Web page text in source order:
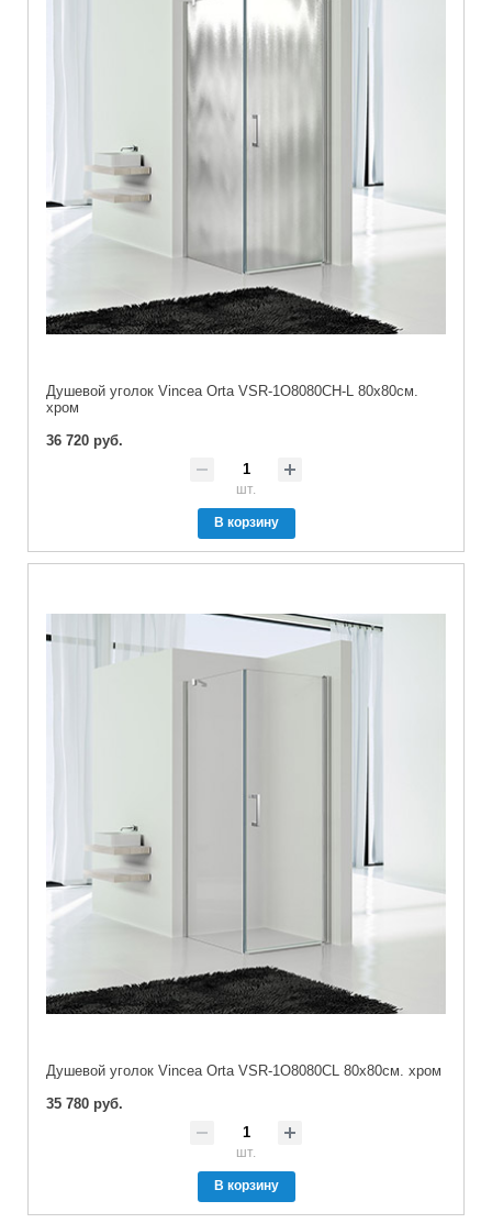
Душевой уголок Vincea Orta VSR-1O8080CH-L 80х80см.
хром
36 720 руб.
шт.
В корзину
Душевой уголок Vincea Orta VSR-1O8080CL 80х80см. хром
35 780 руб.
шт.
В корзину